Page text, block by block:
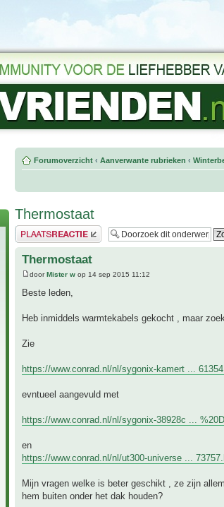
Forumoverzicht ‹ Aanverwante rubrieken ‹
Thermostaat
Plaats een reactie
Thermostaat
doorMister w op 14 sep 2015 11:12
Beste leden,
Heb inmiddels warmtekabels gekocht , maar
Zie
https://www.conrad.nl/nl/sygonix-kamert ...
evntueel aangevuld met
https://www.conrad.nl/nl/sygonix-38928c ...
en
https://www.conrad.nl/nl/ut300-universe ...
Mijn vragen welke is beter geschikt , ze zijn
hem buiten onder het dak houden?